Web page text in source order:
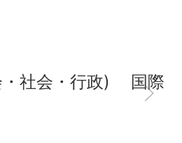
社会・行政) 国際